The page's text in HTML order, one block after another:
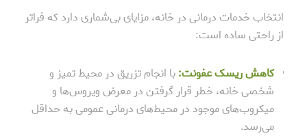
انتخاب خدمات درمانی در خانه، مزایای بی‌شماری دارد که فراتر
از راحتی ساده است:
کاهش ریسک عفونت:با انجام تزریق در محیط تمیز و
شخصی خانه، خطر قرار گرفتن در معرض ویروس‌ها و
میکروب‌های موجود در محیط‌های درمانی عمومی به حداقل
می‌رسد.